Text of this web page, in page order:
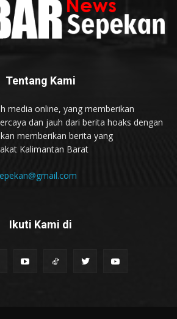
Tentang Kami
media online, yang memberikan
dan jauh dari berita hoaks dengan
memberikan berita yang
Kalimantan Barat
Ikuti Kami di